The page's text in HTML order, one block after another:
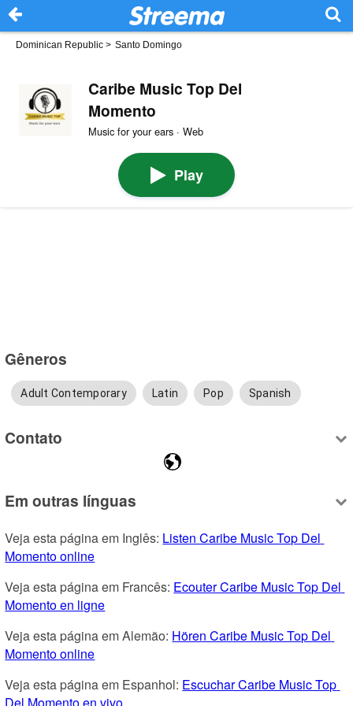
Dominican Republic > Santo Domingo
Caribe Music Top Del
Momento
Music for your ears · Web
Play
Gêneros
Adult Contemporary Latin Pop Spanish
Contato
Em outras línguas
Veja esta página em Inglês: Listen Caribe Music Top Del
Momento online
Veja esta página em Francês: Ecouter Caribe Music Top Del
Momento en ligne
Veja esta página em Alemão: Hören Caribe Music Top Del
Momento online
Veja esta página em Espanhol: Escuchar Caribe Music Top
Del Momento en vivo